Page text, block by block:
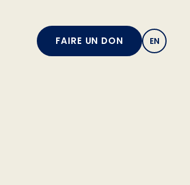
FAIRE UN DON EN